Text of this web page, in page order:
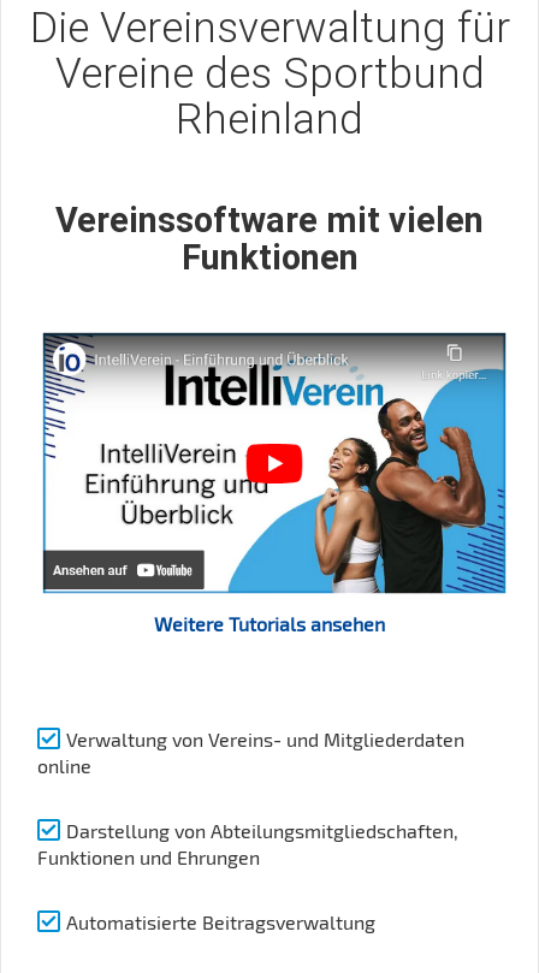
Die Vereinsverwaltung für
Vereine des Sportbund
Rheinland
Vereinssoftware mit vielen
Funktionen
Weitere Tutorials ansehen
Verwaltung von Vereins- und Mitgliederdaten
online
Darstellung von Abteilungsmitgliedschaften,
Funktionen und Ehrungen
Automatisierte Beitragsverwaltung